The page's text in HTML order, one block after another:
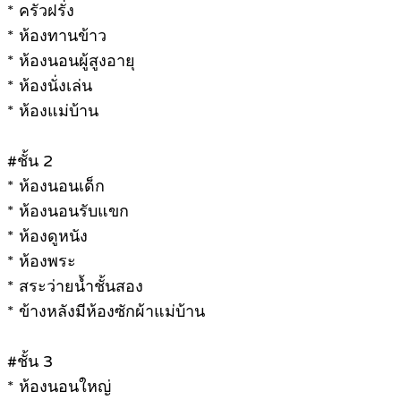
* ครัวฝรั่ง
* ห้องทานข้าว
* ห้องนอนผู้สูงอายุ
* ห้องนั่งเล่น
* ห้องแม่บ้าน
#ชั้น 2
* ห้องนอนเด็ก
* ห้องนอนรับแขก
* ห้องดูหนัง
* ห้องพระ
* สระว่ายน้ำชั้นสอง
* ข้างหลังมีห้องซักผ้าแม่บ้าน
#ชั้น 3
* ห้องนอนใหญ่